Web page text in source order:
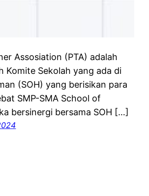
Assosiation (PTA) adalah
Komite Sekolah yang ada di
(SOH) yang berisikan para
SMP-SMA School of
bersinergi bersama SOH […]